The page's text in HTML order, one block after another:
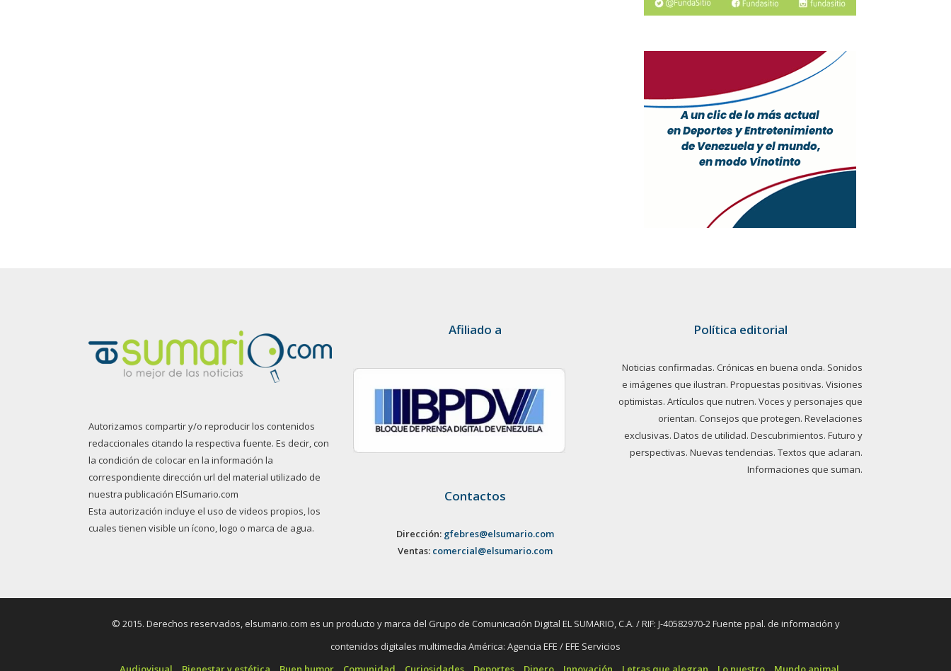
Autorizamos compartir y/o reproducir los contenidos
redaccionales citando la respectiva fuente. Es decir, con
la condición de colocar en la información la
correspondiente dirección url del material utilizado de
nuestra publicación ElSumario.com
Esta autorización incluye el uso de videos propios, los
cuales tienen visible un ícono, logo o marca de agua.
Afiliado a
Contactos
Dirección: gfebres@elsumario.com
Ventas: comercial@elsumario.com
Política editorial
Noticias confirmadas. Crónicas en buena onda. Sonidos
e imágenes que ilustran. Propuestas positivas. Visiones
optimistas. Artículos que nutren. Voces y personajes que
orientan. Consejos que protegen. Revelaciones
exclusivas. Datos de utilidad. Descubrimientos. Futuro y
perspectivas. Nuevas tendencias. Textos que aclaran.
Informaciones que suman.
© 2015. Derechos reservados, elsumario.com es un producto y marca del Grupo de Comunicación Digital EL SUMARIO, C.A. / RIF: J-40582970-2 Fuente ppal. de información y
contenidos digitales multimedia América: Agencia EFE / EFE Servicios